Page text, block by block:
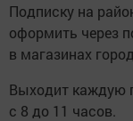
Подписку на
оформить через
в магазинах
Выходит каждую
с 8 до 11 часов.